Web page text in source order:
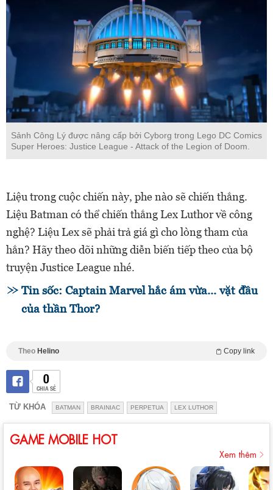
Sảnh Công Lý được nâng cấp bởi Cyborg trong Lego DC Comics
Super Heroes: Justice League - Attack of the Legion of Doom.
Liệu trong cuộc chiến này, phe nào sẽ chiến thắng.
Liệu Batman có thể chiến thắng Lex Luthor về công
nghệ? Liệu Lex sẽ phải trả giá gì cho lòng tham của
hắn? Hãy theo dõi những diễn biến tiếp theo của bộ
truyện Justice League nhé.
Tin sốc: Captain Marvel hắc ám vừa... vặt đầu
của thần Thor?
Theo Helino Copy link
0
CHIA SẺ
TỪ KHÓA BATMAN BRAINIAC PERPETUA LEX LUTHOR
GAME MOBILE HOT
Xem thêm